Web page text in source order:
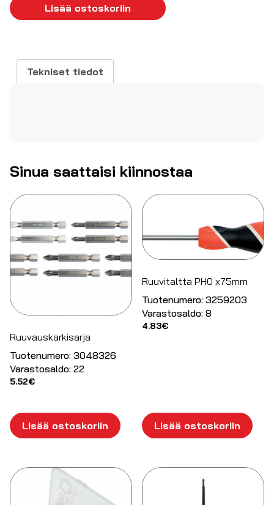
mm
Lisää ostoskoriin
Tekniset tiedot
Sinua saattaisi kiinnostaa
Ruuvauskärkisarja
Tuotenumero: 3048326
Varastosaldo: 22
5.52€
Lisää ostoskoriin
Ruuvitaltta PH0 x75mm
Tuotenumero: 3259203
Varastosaldo: 8
4.83€
Lisää ostoskoriin